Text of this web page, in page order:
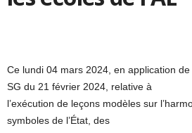
Ce lundi 04 mars 2024, en application
SG du 21 février 2024, relative à
l’exécution de leçons modèles sur
symboles de l’État, des